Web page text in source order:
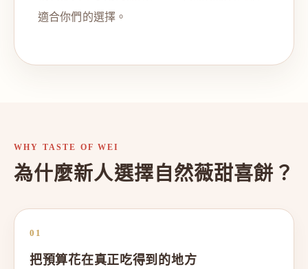
適合你們的選擇。
WHY TASTE OF WEI
為什麼新人選擇自然薇甜喜餅？
01
把預算花在真正吃得到的地方